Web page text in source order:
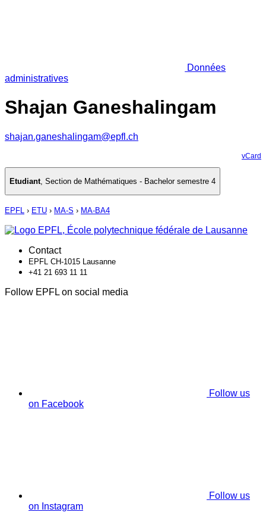
Données
administratives
Shajan Ganeshalingam
shajan.ganeshalingam@epfl.ch
vCard
Etudiant, Section de Mathématiques - Bachelor semestre 4
EPFL › ETU › MA-S › MA-BA4
Contact
EPFL CH-1015 Lausanne
+41 21 693 11 11
Follow EPFL on social media
Follow us
on Facebook
Follow us
on Instagram